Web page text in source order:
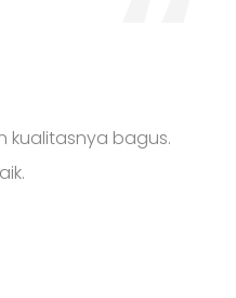
kualitasnya bagus.